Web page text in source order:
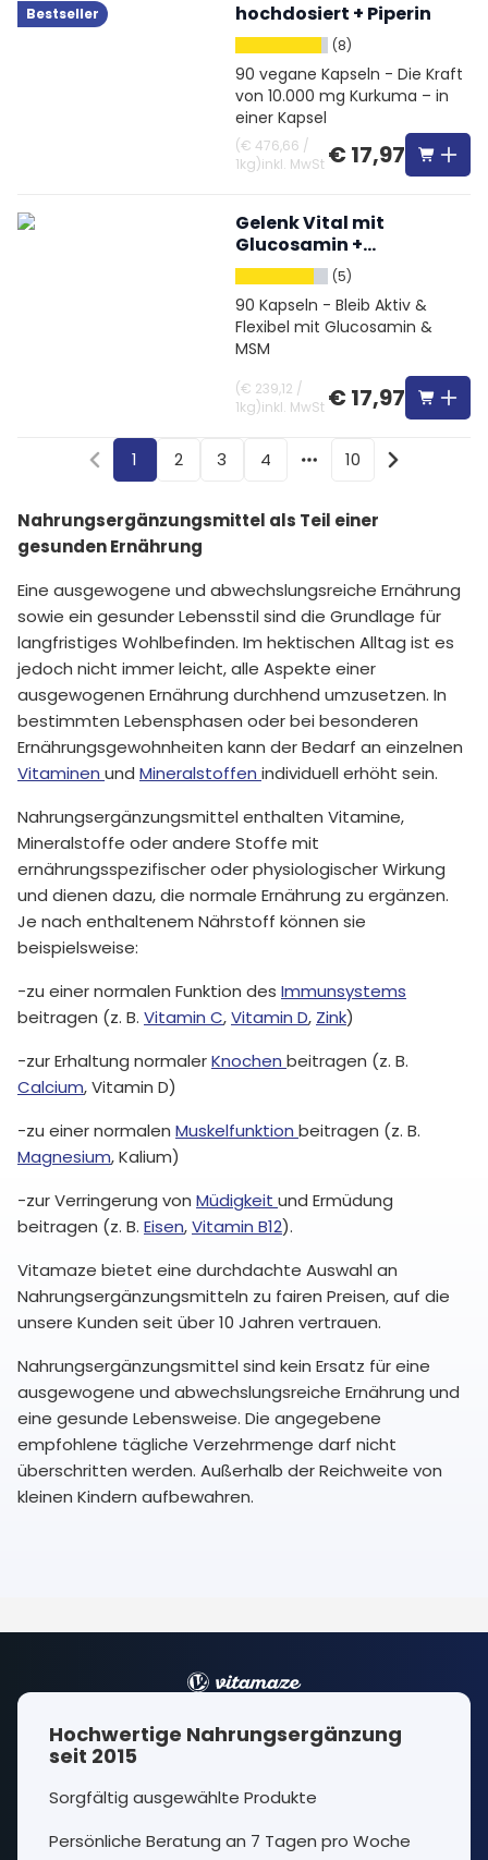
Bestseller
hochdosiert + Piperin
(8)
90 vegane Kapseln - Die Kraft
von 10.000 mg Kurkuma – in
einer Kapsel
(€ 476,66 /
1kg)inkl. MwSt € 17,97
Gelenk Vital mit
Glucosamin +
Chondroitin + MSM +
Hyaluronsäure
(5)
90 Kapseln - Bleib Aktiv &
Flexibel mit Glucosamin &
MSM
(€ 239,12 /
1kg)inkl. MwSt € 17,97
1 2 3 4 More pages
10
Nahrungsergänzungsmittel als Teil einer
gesunden Ernährung
Eine ausgewogene und abwechslungsreiche Ernährung
sowie ein gesunder Lebensstil sind die Grundlage für
langfristiges Wohlbefinden. Im hektischen Alltag ist es
jedoch nicht immer leicht, alle Aspekte einer
ausgewogenen Ernährung durchhend umzusetzen. In
bestimmten Lebensphasen oder bei besonderen
Ernährungsgewohnheiten kann der Bedarf an einzelnen
Vitaminen und Mineralstoffen individuell erhöht sein.
Nahrungsergänzungsmittel enthalten Vitamine,
Mineralstoffe oder andere Stoffe mit
ernährungsspezifischer oder physiologischer Wirkung
und dienen dazu, die normale Ernährung zu ergänzen.
Je nach enthaltenem Nährstoff können sie
beispielsweise:
-zu einer normalen Funktion des Immunsystems
beitragen (z. B. Vitamin C,Vitamin D, Zink)
-zur Erhaltung normalerKnochen beitragen (z. B.
Calcium, Vitamin D)
-zu einer normalen Muskelfunktion beitragen (z. B.
Magnesium, Kalium)
-zur Verringerung von Müdigkeit und Ermüdung
beitragen (z. B. Eisen,Vitamin B12).
Vitamaze bietet eine durchdachte Auswahl an
Nahrungsergänzungsmitteln zu fairen Preisen, auf die
unsere Kunden seit über 10 Jahren vertrauen.
Nahrungsergänzungsmittel sind kein Ersatz für eine
ausgewogene und abwechslungsreiche Ernährung und
eine gesunde Lebensweise. Die angegebene
empfohlene tägliche Verzehrmenge darf nicht
überschritten werden. Außerhalb der Reichweite von
kleinen Kindern aufbewahren.
Hochwertige Nahrungsergänzung
seit 2015
Sorgfältig ausgewählte Produkte
Persönliche Beratung an 7 Tagen pro Woche